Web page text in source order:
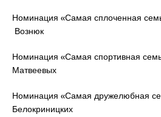
Номинация «Самая сплоченная
Вознюк
Номинация «Самая спортивная
Матвеевых
Номинация «Самая дружелюбная
Белокриницких